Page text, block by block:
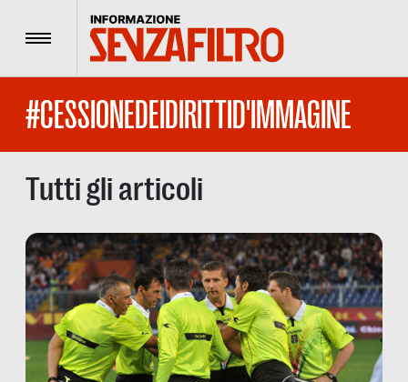
Menu
#CESSIONEDEIDIRITTID'IMMAGINE
Tutti gli articoli